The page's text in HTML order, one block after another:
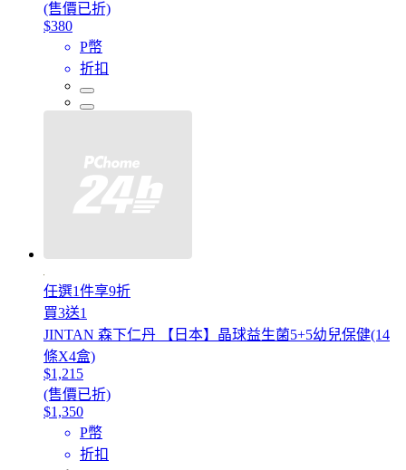
(售價已折)
$380
P幣
折扣
任選1件享9折
買3送1
JINTAN 森下仁丹 【日本】晶球益生菌5+5幼兒保健(14
條X4盒)
$1,215
(售價已折)
$1,350
P幣
折扣